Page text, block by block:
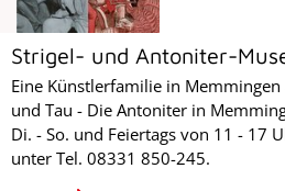
Strigel- und Antoniter-
Eine Künstlerfamilie in Memmingen
und Tau - Die Antoniter in
Di. - So. und Feiertags von 11 - 17
unter Tel. 08331 850-245.